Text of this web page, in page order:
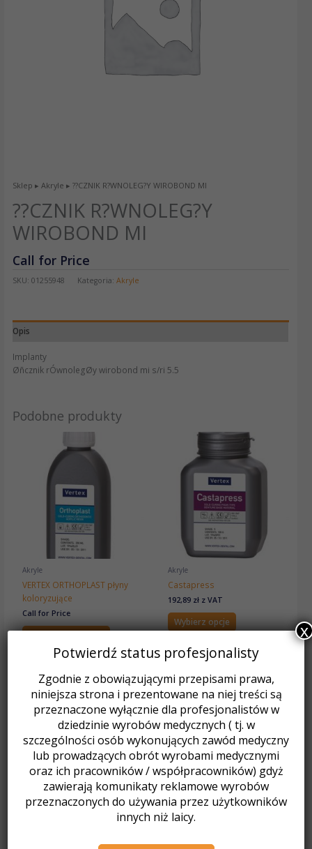
Sklep ▸Akryle ▸ ??CZNIK R?WNOLEG?Y WIROBOND MI
??CZNIK R?WNOLEG?Y
WIROBOND MI
Call for Price
SKU:01255948 Kategoria:Akryle
Opis
Implanty
Øñcznik rÓwnolegØy wirobond mi s/ri 5.5
Podobne produkty
Akryle
VERTEX ORTHOPLAST płyny
koloryzujące
Call for Price
Akryle
Castapress
192,89 złz VAT
Wybierz opcje
Ten
produkt
wiele
wariantów.
Opcje
można
stronie
Potwierdź status profesjonalisty
Zgodnie z obowiązującymi przepisami prawa,
niniejsza strona i prezentowane na niej treści są
przeznaczone wyłącznie dla profesjonalistów w
dziedzinie wyrobów medycznych ( tj. w
szczególności osób wykonujących zawód medyczny
lub prowadzących obrót wyrobami medycznymi
oraz ich pracowników / współpracowników) gdyż
zawierają komunikaty reklamowe wyrobów
przeznaczonych do używania przez użytkowników
innych niż laicy.
x